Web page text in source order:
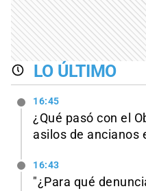
LO ÚLTIMO
16:45
¿Qué pasó con el
asilos de ancianos
16:43
"¿Para qué